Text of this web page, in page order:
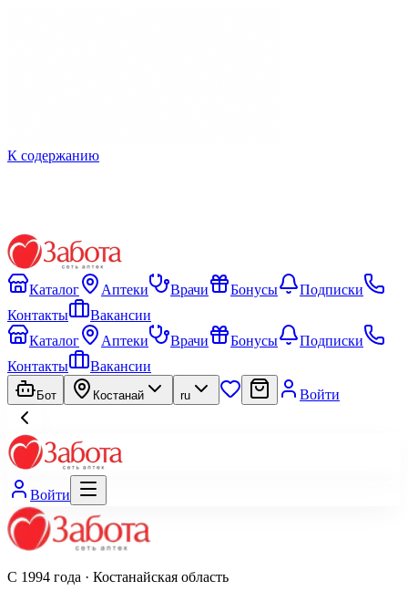
К содержанию
Каталог Аптеки Врачи Бонусы
Подписки
Контакты
Вакансии
Каталог
Аптеки Врачи Бонусы
Подписки
Контакты
Вакансии
Бот Костанай ru Войти
Войти
С 1994 года · Костанайская область